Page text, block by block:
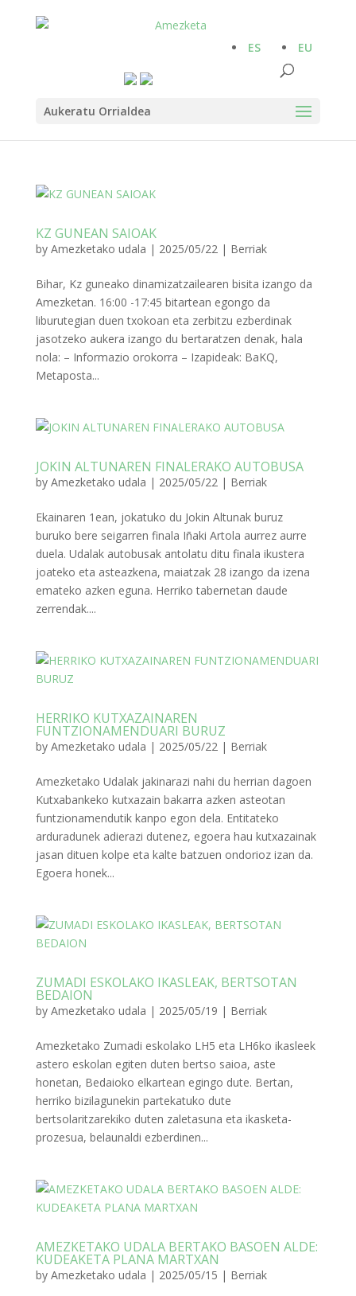
Aukeratu Orrialdea
ES EU
KZ GUNEAN SAIOAK
by Amezketako udala | 2025/05/22| Berriak
Bihar, Kz guneako dinamizatzailearen bisita izango da
Amezketan. 16:00 -17:45 bitartean egongo da
liburutegian duen txokoan eta zerbitzu ezberdinak
jasotzeko aukera izango du bertaratzen denak, hala
nola: – Informazio orokorra – Izapideak: BaKQ,
Metaposta...
JOKIN ALTUNAREN FINALERAKO AUTOBUSA
by Amezketako udala | 2025/05/22| Berriak
Ekainaren 1ean, jokatuko du Jokin Altunak buruz
buruko bere seigarren finala Iñaki Artola aurrez aurre
duela. Udalak autobusak antolatu ditu finala ikustera
joateko eta asteazkena, maiatzak 28 izango da izena
emateko azken eguna. Herriko tabernetan daude
zerrendak....
HERRIKO KUTXAZAINAREN
FUNTZIONAMENDUARI BURUZ
by Amezketako udala | 2025/05/22| Berriak
Amezketako Udalak jakinarazi nahi du herrian dagoen
Kutxabankeko kutxazain bakarra azken asteotan
funtzionamendutik kanpo egon dela. Entitateko
arduradunek adierazi dutenez, egoera hau kutxazainak
jasan dituen kolpe eta kalte batzuen ondorioz izan da.
Egoera honek...
ZUMADI ESKOLAKO IKASLEAK, BERTSOTAN
BEDAION
by Amezketako udala | 2025/05/19 | Berriak
Amezketako Zumadi eskolako LH5 eta LH6ko ikasleek
astero eskolan egiten duten bertso saioa, aste
honetan, Bedaioko elkartean egingo dute. Bertan,
herriko bizilagunekin partekatuko dute
bertsolaritzarekiko duten zaletasuna eta ikasketa-
prozesua, belaunaldi ezberdinen...
AMEZKETAKO UDALA BERTAKO BASOEN ALDE:
KUDEAKETA PLANA MARTXAN
by Amezketako udala | 2025/05/15 | Berriak